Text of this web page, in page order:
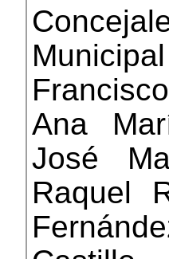
Ana
José
Raquel